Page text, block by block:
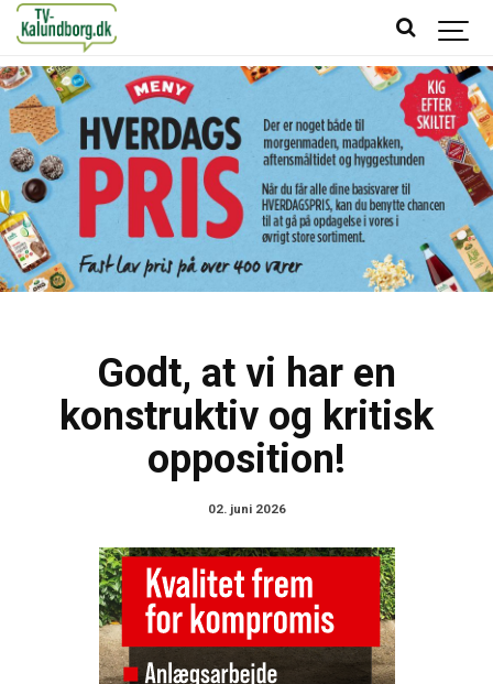
Godt, at vi har en
konstruktiv og kritisk
opposition!
02. juni 2026